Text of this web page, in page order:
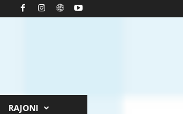
RAJONI